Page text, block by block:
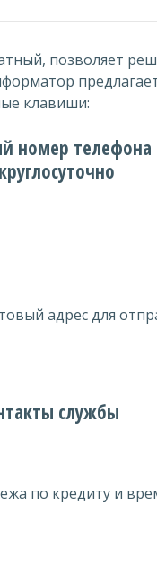
позволяет
клавиши:
номер телефона
адрес для
службы
по кредиту и